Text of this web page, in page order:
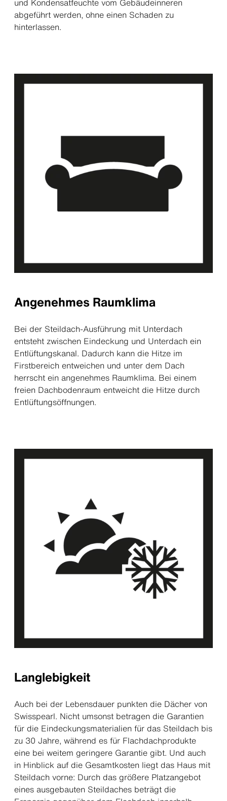
und Kondensatfeuchte vom Gebäudeinneren
abgeführt werden, ohne einen Schaden zu
hinterlassen.
Angenehmes Raumklima
Bei der Steildach-Ausführung mit Unterdach
entsteht zwischen Eindeckung und Unterdach ein
Entlüftungskanal. Dadurch kann die Hitze im
Firstbereich entweichen und unter dem Dach
herrscht ein angenehmes Raumklima. Bei einem
freien Dachbodenraum entweicht die Hitze durch
Entlüftungsöffnungen.
Langlebigkeit
Auch bei der Lebensdauer punkten die Dächer von
Swisspearl. Nicht umsonst betragen die Garantien
für die Eindeckungsmaterialien für das Steildach bis
zu 30 Jahre, während es für Flachdachprodukte
eine bei weitem geringere Garantie gibt. Und auch
in Hinblick auf die Gesamtkosten liegt das Haus mit
Steildach vorne: Durch das größere Platzangebot
eines ausgebauten Steildaches beträgt die